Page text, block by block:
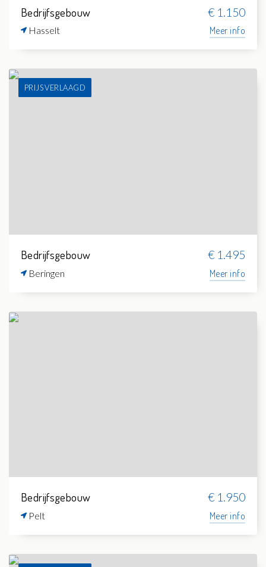
Bedrijfsgebouw € 1.150
Hasselt Meer info
PRIJS VERLAAGD
Bedrijfsgebouw € 1.495
Beringen Meer info
Bedrijfsgebouw € 1.950
Pelt Meer info